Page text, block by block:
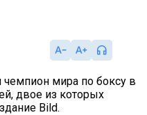
чемпион мира по боксу в
двое из которых
Bild.